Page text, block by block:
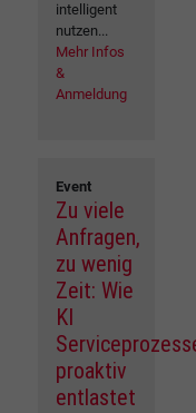
intelligent
nutzen...
Mehr Infos
&
Anmeldung
Event
Zu viele
Anfragen,
zu wenig
Zeit: Wie
KI
proaktiv
entlastet